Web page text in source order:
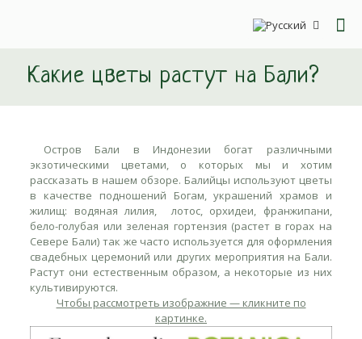
Какие цветы растут на Бали?
Остров Бали в Индонезии богат различными
экзотическими цветами, о которых мы и хотим
рассказать в нашем обзоре. Балийцы используют цветы
в качестве подношений Богам, украшений храмов и
жилищ: водяная лилия, лотос, орхидеи, франжипани,
бело-голубая или зеленая гортензия (растет в горах на
Севере Бали) так же часто используется для оформления
свадебных церемоний или других мероприятия на Бали.
Растут они естественным образом, а некоторые из них
культивируются.
Чтобы рассмотреть изображние — кликните по
картинке.